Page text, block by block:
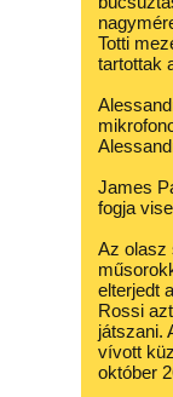
Totti
tartottak
James
fogja
Az olasz
elterjedt
Rossi
játszani.
vívott
október